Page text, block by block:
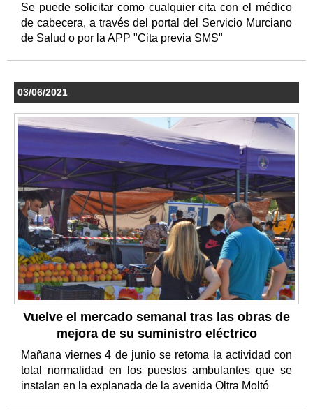
Se puede solicitar como cualquier cita con el médico
de cabecera, a través del portal del Servicio Murciano
de Salud o por la APP "Cita previa SMS"
03/06/2021
Vuelve el mercado semanal tras las obras de
mejora de su suministro eléctrico
Mañana viernes 4 de junio se retoma la actividad con
total normalidad en los puestos ambulantes que se
instalan en la explanada de la avenida Oltra Moltó